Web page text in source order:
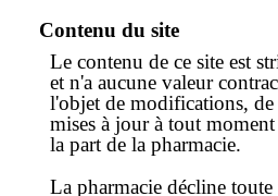
Contenu du site
Le contenu de ce site est
et n'a aucune valeur
l'objet de modifications, de
mises à jour à tout moment
la part de la pharmacie.
La pharmacie décline